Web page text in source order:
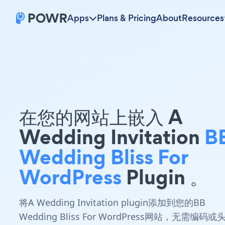
Apps Plans & PricingAboutResources
在您的网站上嵌入 A
Wedding Invitation
Wedding Bliss For
WordPress Plugin 。
将A Wedding Invitation plugin添加到您的BB
Wedding Bliss For WordPress网站，无需编码或